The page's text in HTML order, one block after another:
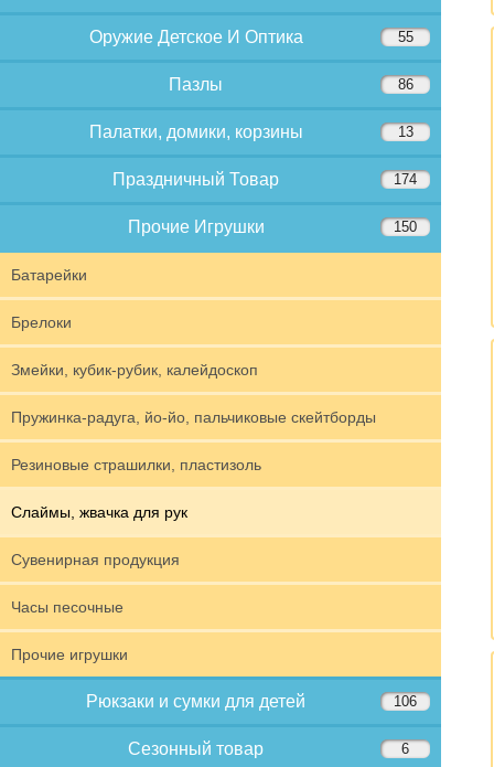
Оружие Детское И Оптика 55
Пазлы 86
Палатки, домики, корзины 13
Праздничный Товар 174
Прочие Игрушки 150
Батарейки
Брелоки
Змейки, кубик-рубик, калейдоскоп
Пружинка-радуга, йо-йо, пальчиковые скейтборды
Резиновые страшилки, пластизоль
Слаймы, жвачка для рук
Сувенирная продукция
Часы песочные
Прочие игрушки
Рюкзаки и сумки для детей 106
Сезонный товар 6